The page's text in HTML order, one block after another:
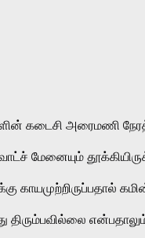
கடைசி அரைமணி
மேனையும்
காயமுற்றிருப்பதால்
திரும்பவில்லை